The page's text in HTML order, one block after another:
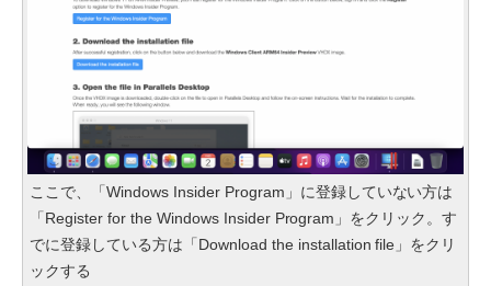
ここで、「Windows Insider Program」に登録していない方は
「Register for the Windows Insider Program」をクリック。す
でに登録している方は「Download the installation file」をクリ
ックする